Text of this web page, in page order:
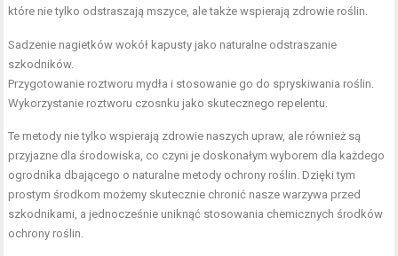
które nie tylko odstraszają mszyce, ale także wspierają zdrowie roślin.
Sadzenie nagietków wokół kapusty jako naturalne odstraszanie
szkodników.
Przygotowanie roztworu mydła i stosowanie go do spryskiwania roślin.
Wykorzystanie roztworu czosnku jako skutecznego repelentu.
Te metody nie tylko wspierają zdrowie naszych upraw, ale również są
przyjazne dla środowiska, co czyni je doskonałym wyborem dla każdego
ogrodnika dbającego o naturalne metody ochrony roślin. Dzięki tym
prostym środkom możemy skutecznie chronić nasze warzywa przed
szkodnikami, a jednocześnie uniknąć stosowania chemicznych środków
ochrony roślin.